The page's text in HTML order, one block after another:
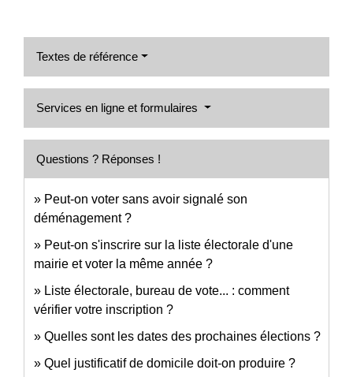
Textes de référence
Services en ligne et formulaires
Questions ? Réponses !
Peut-on voter sans avoir signalé son
déménagement ?
Peut-on s'inscrire sur la liste électorale d'une
mairie et voter la même année ?
Liste électorale, bureau de vote... : comment
vérifier votre inscription ?
Quelles sont les dates des prochaines élections ?
Quel justificatif de domicile doit-on produire ?